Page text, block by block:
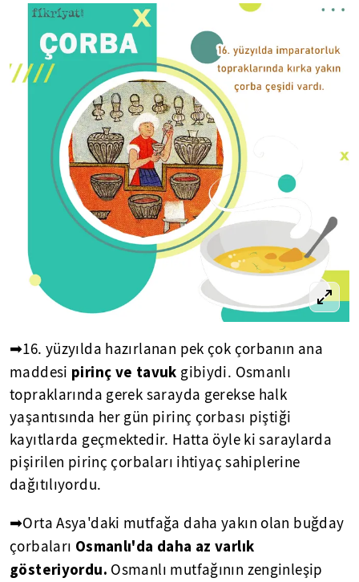
➡16. yüzyılda hazırlanan pek çok çorbanın ana
maddesi pirinç ve tavuk gibiydi. Osmanlı
topraklarında gerek sarayda gerekse halk
yaşantısında her gün pirinç çorbası piştiği
kayıtlarda geçmektedir. Hatta öyle ki saraylarda
pişirilen pirinç çorbaları ihtiyaç sahiplerine
dağıtılıyordu.
➡Orta Asya'daki mutfağa daha yakın olan buğday
çorbaları Osmanlı'da daha az varlık
gösteriyordu. Osmanlı mutfağının zenginleşip